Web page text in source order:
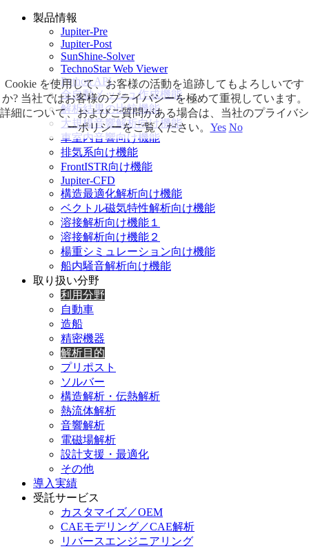
製品情報
Jupiter-Pre
Jupiter-Post
SunShine-Solver
TechnoStar Web Viewer
Python API
全自動メッシュ作成機能
解析結果の比較機能
大規模音響解析向け機能
車室内音響向け機能
排気系向け機能
FrontISTR向け機能
Jupiter-CFD
構造最適化解析向け機能
ベクトル磁気特性解析向け機能
溶接解析向け機能１
溶接解析向け機能２
楊重シミュレーション向け機能
船内騒音解析向け機能
取り扱い分野
利用分野
自動車
造船
精密機器
解析目的
プリポスト
ソルバー
構造解析・伝熱解析
熱流体解析
音響解析
電磁場解析
設計支援・最適化
その他
導入実績
受託サービス
カスタマイズ／OEM
CAEモデリング／CAE解析
リバースエンジニアリング
Cookie を使用して、お客様の活動を追跡してもよろしいです
か? 当社ではお客様のプライバシーを極めて重視しています。
詳細について、およびご質問がある場合は、当社のプライバシ
ーポリシーをご覧ください。 Yes No